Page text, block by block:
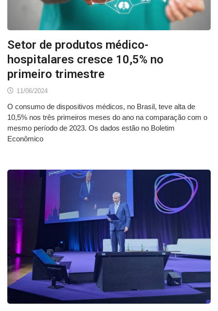
Setor de produtos médico-
hospitalares cresce 10,5% no
primeiro trimestre
11/06/2024
O consumo de dispositivos médicos, no Brasil, teve alta de
10,5% nos três primeiros meses do ano na comparação com o
mesmo período de 2023. Os dados estão no Boletim
Econômico